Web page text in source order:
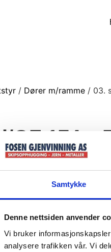
Samtykke
Denne nettsiden anvender
Vi bruker
analysere trafikken vår. Vi
/ Dører m/ramme/ 03.
GF 174 x